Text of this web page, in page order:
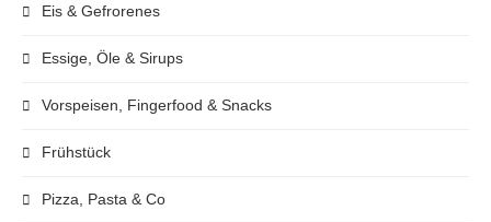
Eis & Gefrorenes
Essige, Öle & Sirups
Vorspeisen, Fingerfood & Snacks
Frühstück
Pizza, Pasta & Co